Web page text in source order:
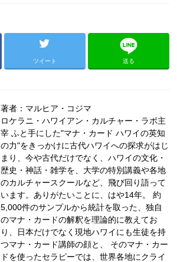
ツイート 送る
著者：マルヒア・コジマ
ロケラニ・ハワイアン・カルチャー・ラボ主
宰 ふと手にした"マナ・カード ハワイの英知
の力"をきっかけに古代ハワイへの探求がはじ
まり、今や古代だけでなく、ハワイの文化・
歴史・神話・雑学を、大学の特別講義や各地
のカルチャースクールなど、飛び回り語って
います。ありがたいことに、はや14年。 約
5,000件のサンプルから統計を取った、独自
のマナ・カードの解釈を理論的に教えてお
り、日本だけでなく現地ハワイにも生徒を持
つマナ・カード講師の顔と、 そのマナ・カー
ドを使ったセラピーでは、世界各地にクライ